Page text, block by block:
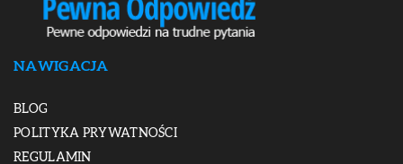
NAWIGACJA
BLOG
POLITYKA PRYWATNOŚCI
REGULAMIN